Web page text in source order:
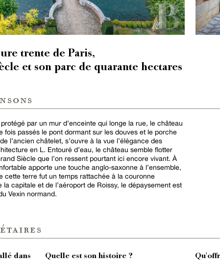
trente de Paris,
et son parc de quarante hectares
par un mur d’enceinte qui longe la rue, le château
fois passés le pont dormant sur les douves et le porche
l’ancien châtelet, s’ouvre à la vue l’élégance des
en L. Entouré d’eau, le château semble flotter
Siècle que l’on ressent pourtant ici encore vivant. À
apporte une touche anglo-saxonne à l’ensemble,
cette terre fut un temps rattachée à la couronne
capitale et de l’aéroport de Roissy, le dépaysement est
Vexin normand.
dans
Quelle est son histoire ?